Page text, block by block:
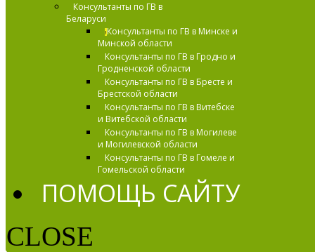
Консультанты по ГВ в
Беларуси
!Консультанты по ГВ в Минске и
Минской области
Консультанты по ГВ в Гродно и
Гродненской области
Консультанты по ГВ в Бресте и
Брестской области
Консультанты по ГВ в Витебске
и Витебской области
Консультанты по ГВ в Могилеве
и Могилевской области
Консультанты по ГВ в Гомеле и
Гомельской области
ПОМОЩЬ САЙТУ
CLOSE